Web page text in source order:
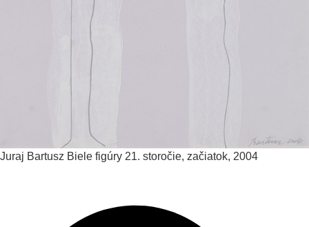
Juraj Bartusz Biele figúry 21. storočie, začiatok, 2004